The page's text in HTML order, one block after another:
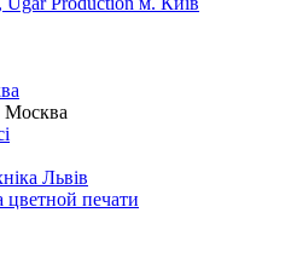
Москва
Львів
печати